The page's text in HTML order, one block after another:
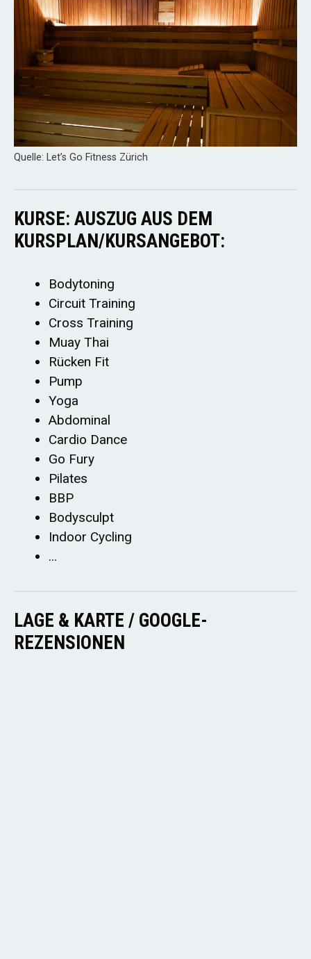
Quelle: Let’s Go Fitness Zürich
KURSE: AUSZUG AUS DEM
KURSPLAN/KURSANGEBOT:
Bodytoning
Circuit Training
Cross Training
Muay Thai
Rücken Fit
Pump
Yoga
Abdominal
Cardio Dance
Go Fury
Pilates
BBP
Bodysculpt
Indoor Cycling
...
LAGE & KARTE / GOOGLE-
REZENSIONEN